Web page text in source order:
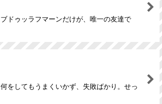
ドゥッラフマーンだけが、唯一の友達で
をしてもうまくいかず、失敗ばかり。せっ